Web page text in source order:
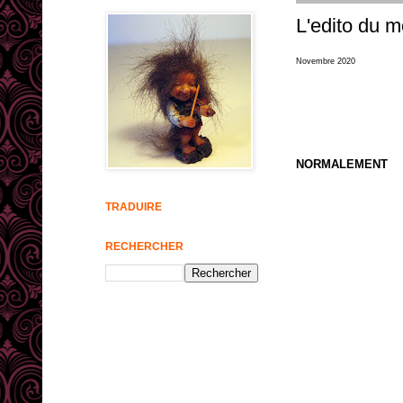
L'edito du
Novembre 2020
NORMALEMENT
TRADUIRE
RECHERCHER